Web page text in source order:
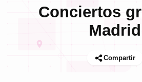
Conciertos
Madrid
Compartir